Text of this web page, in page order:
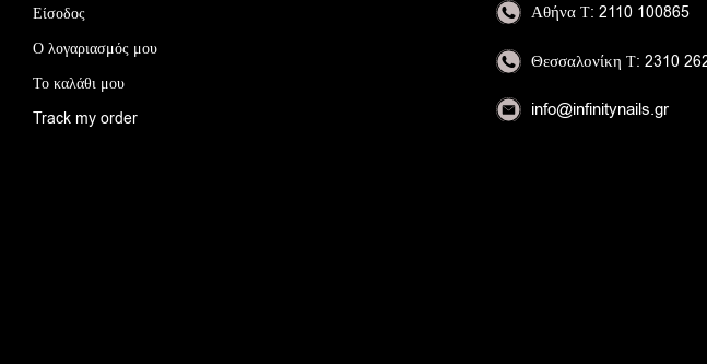
Είσοδος
Ο λογαριασμός μου
Το καλάθι μου
Track my order
Αθήνα Τ: 2110 100865
Θεσσαλονίκη Τ: 2310
info@infinitynails.gr